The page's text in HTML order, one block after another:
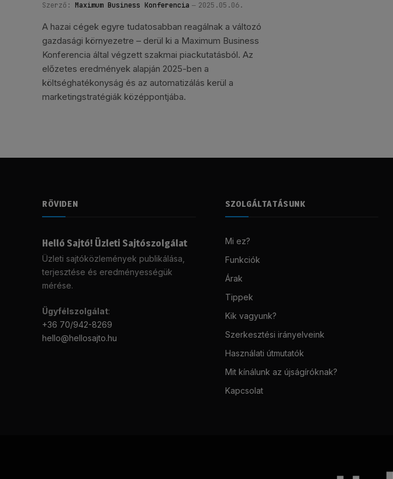
Szerző: Maximum Business Konferencia 2025.05.06.
A hazai cégek egyre tudatosabban reagálnak a változó
gazdasági környezetre – derül ki a Maximum Business
Konferencia által végzett szakmai piackutatásból. Az
előzetes eredmények alapján 2025-ben a
költséghatékonyság és az automatizálás kerül a
marketingstratégiák középpontjába.
RÖVIDEN
Helló Sajtó! Üzleti Sajtószolgálat
Üzleti sajtóközlemények publikálása,
terjesztése és eredményességük
mérése.
Ügyfélszolgálat:
+36 70/942-8269
hello@hellosajto.hu
SZOLGÁLTATÁSUNK
Mi ez?
Funkciók
Árak
Tippek
Kik vagyunk?
Szerkesztési irányelveink
Használati útmutatók
Mit kínálunk az újságíróknak?
Kapcsolat